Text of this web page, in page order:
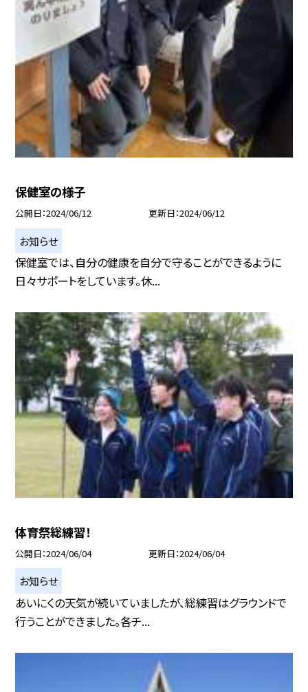
保健室の様子
公開日 2024/06/12 更新日 2024/06/12
お知らせ
保健室では、自分の健康を自分で守ることができるように
日々サポートをしています。休...
体育祭総練習！
公開日 2024/06/04 更新日 2024/06/04
お知らせ
あいにくの天気が続いていましたが、総練習はグラウンドで
行うことができました。各チ...